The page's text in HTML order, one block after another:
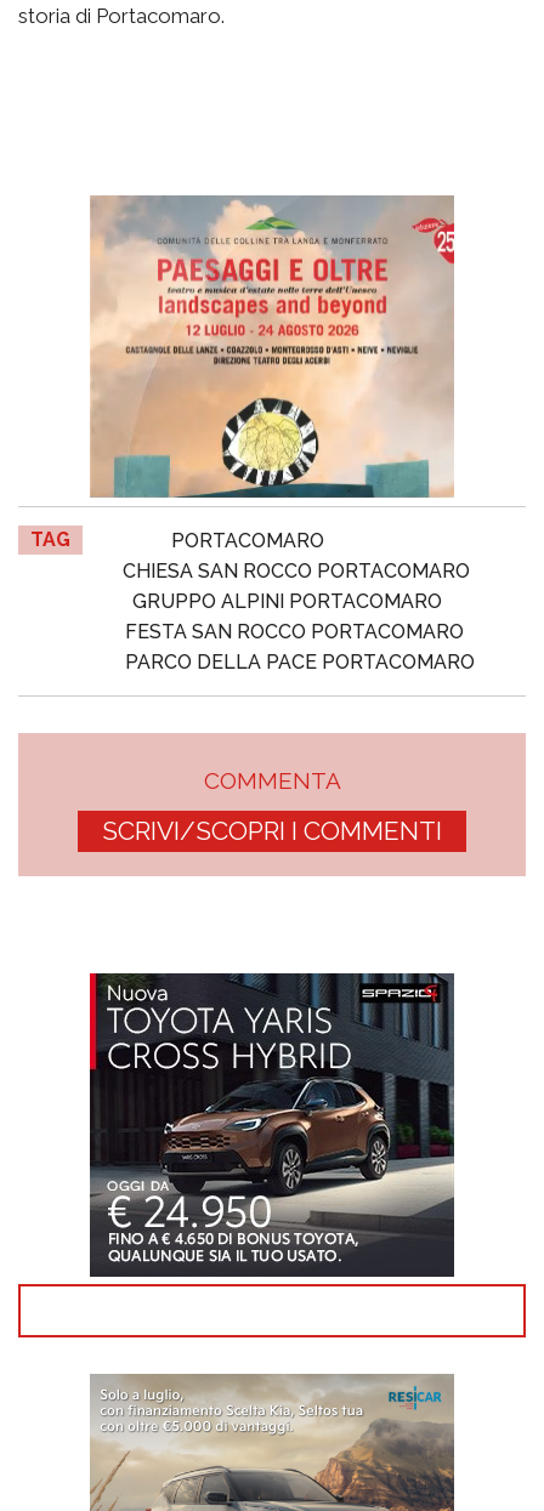
storia di Portacomaro.
TAG
PORTACOMARO
CHIESA SAN ROCCO PORTACOMARO
GRUPPO ALPINI PORTACOMARO
FESTA SAN ROCCO PORTACOMARO
PARCO DELLA PACE PORTACOMARO
COMMENTA
SCRIVI/SCOPRI I COMMENTI